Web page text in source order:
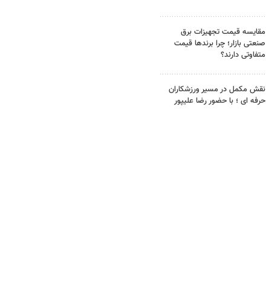
مقایسه قیمت تجهیزات برق
صنعتی بازار؛ چرا برندها قیمت
متفاوتی دارند؟
نقش مکمل در مسیر ورزشکاران
حرفه ای ؛ با حضور رضا علیپور